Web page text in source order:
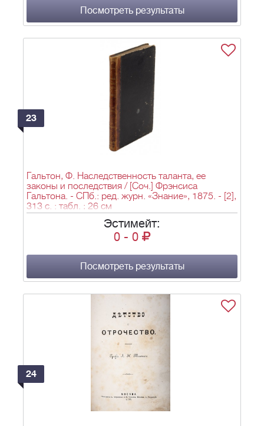
Посмотреть результаты
23
Гальтон, Ф. Наследственность таланта, ее
законы и последствия / [Соч.] Фрэнсиса
Гальтона. - СПб.: ред. журн. «Знание», 1875. - [2],
313 с. : табл. ; 26 см
Эстимейт:
0 - 0
Посмотреть результаты
24